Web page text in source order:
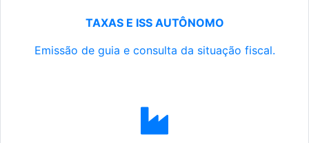
TAXAS E ISS AUTÔNOMO
Emissão de guia e consulta da situação fiscal.